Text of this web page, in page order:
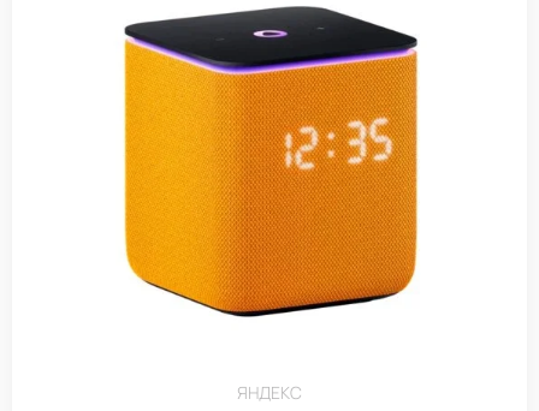
ЯНДЕКС